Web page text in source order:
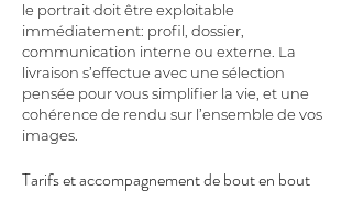
le portrait doit être exploitable
immédiatement: profil, dossier,
communication interne ou externe. La
livraison s’effectue avec une sélection
pensée pour vous simplifier la vie, et une
cohérence de rendu sur l’ensemble de vos
images.
Tarifs et accompagnement de bout en bout